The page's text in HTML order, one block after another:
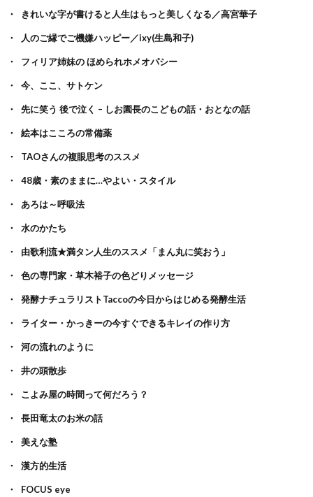
きれいな字が書けると人生はもっと美しくなる／高宮華子
人のご縁でご機嫌ハッピー／ixy(生島和子)
フィリア姉妹の ほめられホメオパシー
今、ここ、サトケン
先に笑う 後で泣く – しお園長のこどもの話・おとなの話
絵本はこころの常備薬
TAOさんの複眼思考のススメ
48歳・素のままに…やよい・スタイル
あろは～呼吸法
水のかたち
由歌利流★満タン人生のススメ「まん丸に笑おう」
色の専門家・草木裕子の色どりメッセージ
発酵ナチュラリストTaccoの今日からはじめる発酵生活
ライター・かっきーの今すぐできるキレイの作り方
河の流れのように
井の頭散歩
こよみ屋の時間って何だろう？
長田竜太のお米の話
美えな塾
漢方的生活
FOCUS eye